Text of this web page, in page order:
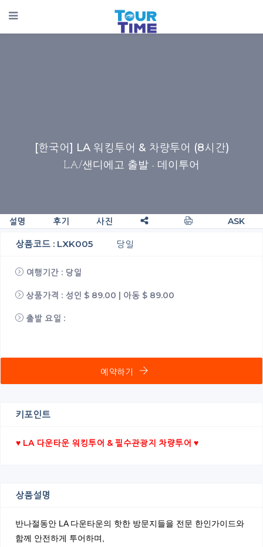
[한국어] LA 워킹투어 & 차량투어 (8시간)
LA/샌디에고 출발 - 데이투어
설명 후기 사진 ASK
상품코드 : LXK005 당일
여행기간 : 당일
상품가격 : 성인 $ 89.00 | 아동 $ 89.00
출발 요일 :
예약하기
키포인트
♥ LA 다운타운 워킹투어 & 필수관광지 차량투어 ♥
상품설명
반나절동안 LA 다운타운의 핫한 방문지들을 전문 한인가이드와
함께 안전하게 투어하며,